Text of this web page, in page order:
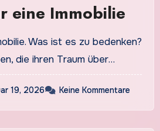
eine Immobilie
Was ist es zu bedenken?
die ihren Traum über…
19, 2026 Keine Kommentare